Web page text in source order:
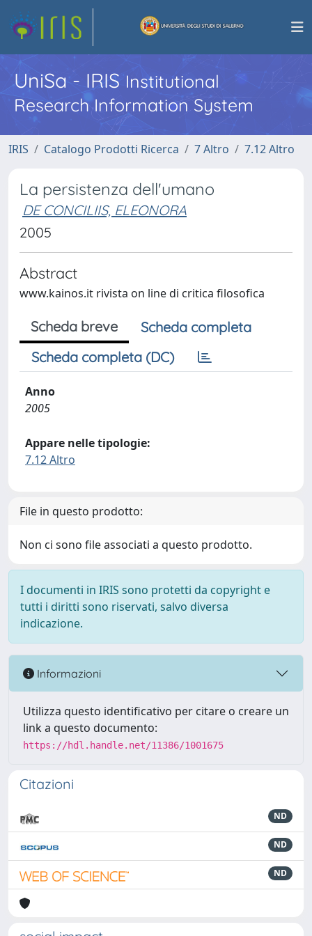
UniSa - IRISInstitutional
Research Information System
IRIS Catalogo Prodotti Ricerca 7 Altro 7.12 Altro
La persistenza dell'umano
DE CONCILIIS, ELEONORA
2005
Abstract
www.kainos.it rivista on line di critica filosofica
Scheda breve
Scheda completa
Scheda completa (DC)
Anno
2005
Appare nelle tipologie:
7.12 Altro
File in questo prodotto:
Non ci sono file associati a questo prodotto.
I documenti in IRIS sono protetti da copyright e
tutti i diritti sono riservati, salvo diversa
indicazione.
Informazioni
Utilizza questo identificativo per citare o creare un
link a questo documento:
https://hdl.handle.net/11386/1001675
Citazioni
ND
ND
ND